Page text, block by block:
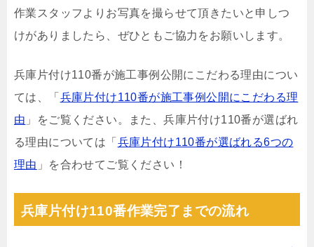
作業スタッフよりお写真を撮らせて頂きたいと申しつ
けがありましたら、ぜひともご協力をお願いします。
兵庫片付け110番が施工事例公開にこだわる理由につい
ては、「 兵庫片付け110番が施工事例公開にこだわる理
由 」をご覧ください。また、兵庫片付け110番が選ばれ
る理由については「 兵庫片付け110番が選ばれる6つの
理由 」を合わせてご覧ください！
兵庫片付け110番作業完了までの流れ